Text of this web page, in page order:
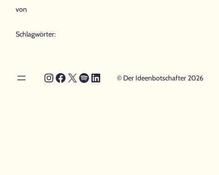
von
Schlagwörter:
Instagram
Facebook
X Spotify
LinkedIn© Der Ideenbotschafter 2026